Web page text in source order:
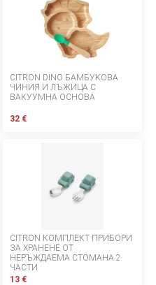
CITRON DINO БАМБУКОВА
ЧИНИЯ И ЛЪЖИЦА С
ВАКУУМНА ОСНОВА
32 €
CITRON КОМПЛЕКТ ПРИБОРИ
ЗА ХРАНЕНЕ ОТ
НЕРЪЖДАЕМА СТОМАНА 2
ЧАСТИ
13 €